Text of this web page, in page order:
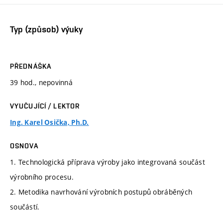
Typ (způsob) výuky
PŘEDNÁŠKA
39 hod., nepovinná
VYUČUJÍCÍ / LEKTOR
Ing. Karel Osička, Ph.D.
OSNOVA
1. Technologická příprava výroby jako integrovaná součást
výrobního procesu.
2. Metodika navrhování výrobních postupů obráběných
součástí.